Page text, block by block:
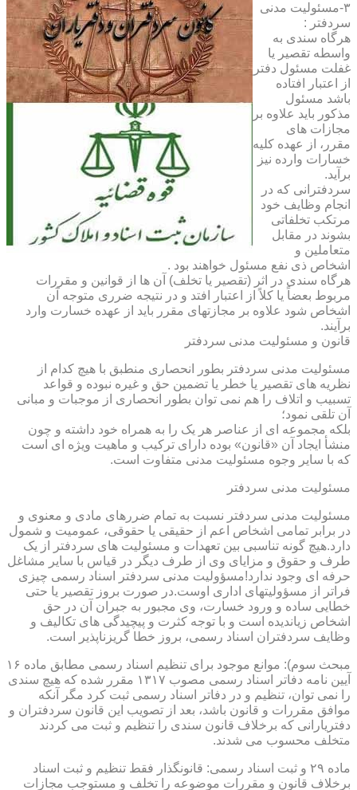
۳-مسئولیت مدنی
سردفتر :
هرگاه سندی به
واسطه تقصیر یا
غفلت مسئول دفتر
از اعتبار افتاده
باشد مسئول
مذکور باید علاوه بر
مجازات های
مقرر، از عهده کلیه
خسارات وارده نیز
برآید.
سردفترانی که در
انجام وظایف خود
مرتکب تخلفاتی
بشوند در مقابل
متعاملین و
اشخاص ذی نفع مسئول خواهند بود .
هرگاه سندی در اثر (تقصیر یا تخلف) آن ها از قوانین و مقررات
مربوط بعضاً یا کلاً از اعتبار افتد و در نتیجه ضرری متوجه آن
اشخاص شود علاوه بر مجازتهای مقرر باید از عهده خسارت وارد
برآیند.
قانون و مسئولیت مدنی سردفتر
مسئولیت مدنی سردفتر بطور انحصاری منطبق با هیچ کدام از
نظریه های تقصیر یا خطر یا تضمین حق و غیره نبوده و قواعد
تسبیب و اتلاف را هم نمی توان بطور انحصاری از موجبات و مبانی
آن تلقی نمود؛
بلکه مجموعه ای از عناصر هر یک را به همراه خود داشته و چون
منشأ ایجاد آن «قانون» بوده دارای ترکیب و ماهیت ویژه ای است
که با سایر وجوه مسئولیت مدنی متفاوت است.
مسئولیت مدنی سردفتر
مسئولیت مدنی سردفتر نسبت به تمام ضررهای مادی و معنوی و
در برابر تمامی اشخاص اعم از حقیقی یا حقوقی، عمومیت و شمول
دارد.هیچ گونه تناسبی بین تعهدات و مسئولیت های سردفتر از یک
طرف و حقوق و مزایای وی از طرف دیگر در قیاس با سایر مشاغل
حرفه ای وجود ندارد!مسؤولیت مدنی سردفتر اسناد رسمی چیزی
فراتر از مسؤولیتهای اداری اوست.در صورت بروز تقصیر یا حتی
خطایی ساده و ورود خسارت، وی مجبور به جبران آن در حق
اشخاص زیاندیده است و با توجه کثرت و پیچیدگی های تکالیف و
وظایف سردفتران اسناد رسمی، بروز خطا گریزناپذیر است.
مبحث سوم): موانع موجود برای تنظیم اسناد رسمی مطابق ماده ۱۶
آیین نامه دفاتر اسناد رسمی مصوب ۱۳۱۷ مقرر شده که هیچ سندی
را نمی توان، تنظیم و در دفاتر اسناد رسمی ثبت کرد مگر آنکه
موافق مقررات و قانون باشد، بعد از تصویب این قانون سردفتران و
دفتریارانی که برخلاف قانون سندی را تنظیم و ثبت می کردند
متخلف محسوب می شدند.
ماده ۲۹ و ثبت اسناد رسمی: قانونگذار فقط تنظیم و ثبت اسناد
برخلاف قانون و مقررات موضوعه را تخلف و مستوجب مجازات